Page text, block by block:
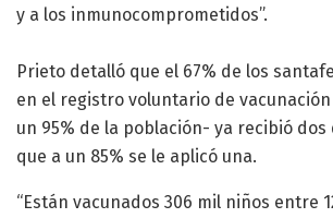
y a los inmunocomprometidos”.
Prieto detalló que el 67% de los
en el registro voluntario de
un 95% de la población- ya recibió dos
que a un 85% se le aplicó una.
“Están vacunados 306 mil niños entre